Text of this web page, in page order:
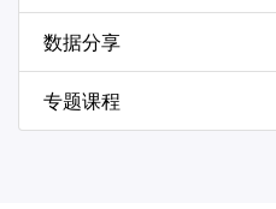
数据分享
专题课程